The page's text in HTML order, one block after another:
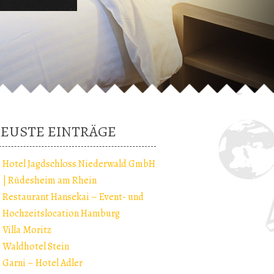
EINTRÄGE
Hotel Jagdschloss Niederwald GmbH
| Rüdesheim am Rhein
Restaurant Hansekai – Event- und
Hochzeitslocation Hamburg
Villa Moritz
Waldhotel Stein
Garni – Hotel Adler